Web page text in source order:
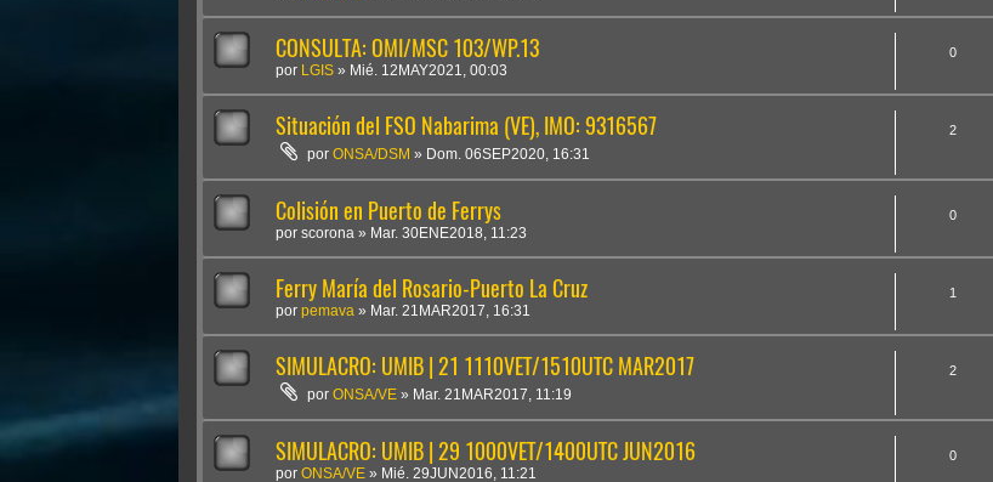
CONSULTA: OMI/MSC 103/WP.13
por LGIS » Mié. 12MAY2021, 00:03
0
Situación del FSO Nabarima (VE), IMO: 9316567
porONSA/DSM » Dom. 06SEP2020, 16:31
2
Colisión en Puerto de Ferrys
por scorona » Mar. 30ENE2018, 11:23
0
Ferry María del Rosario-Puerto La Cruz
por pemava » Mar. 21MAR2017, 16:31
1
SIMULACRO: UMIB | 21 1110VET/1510UTC MAR2017
porONSA/VE » Mar. 21MAR2017, 11:19
2
SIMULACRO: UMIB | 29 1000VET/1400UTC JUN2016
por ONSA/VE » Mié. 29JUN2016, 11:21
0